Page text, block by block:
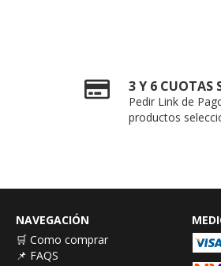
3 Y 6 CUOTAS
Pedir Link de
productos
NAVEGACIÓN
🛒 Como comprar
📌 FAQS